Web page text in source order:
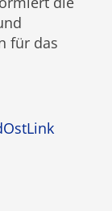
für das